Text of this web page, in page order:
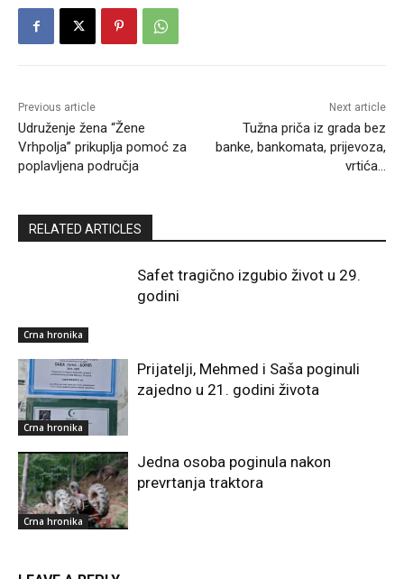
Previous article
Udruženje žena “Žene
Vrhpolja” prikuplja pomoć za
poplavljena područja
Next article
Tužna priča iz grada bez
banke, bankomata, prijevoza,
vrtića…
RELATED ARTICLES
Crna hronika
Safet tragično izgubio život u 29.
godini
Crna hronika
Prijatelji, Mehmed i Saša poginuli
zajedno u 21. godini života
Crna hronika
Jedna osoba poginula nakon
prevrtanja traktora